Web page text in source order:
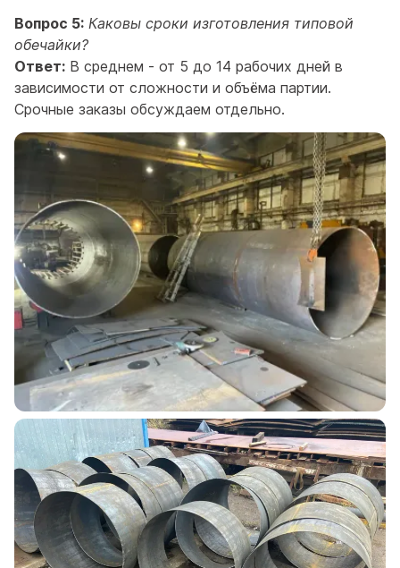
Вопрос 5: Каковы сроки изготовления типовой
обечайки?
Ответ: В среднем - от 5 до 14 рабочих дней в
зависимости от сложности и объёма партии.
Срочные заказы обсуждаем отдельно.